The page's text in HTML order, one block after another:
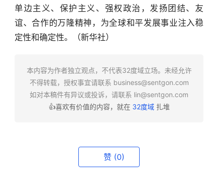
快
报
单边主义、保护主义、强权政治，发扬团结、友
谊、合作的万隆精神，为全球和平发展事业注入稳
定性和确定性。（新华社）
本内容为作者独立观点，不代表32度域立场。未经允许
不得转载，授权事宜请联系 business@sentgon.com
如对本稿件有异议或投诉，请联系 lin@sentgon.com
👍喜欢有价值的内容，就在 32度域扎堆
赞 (0)